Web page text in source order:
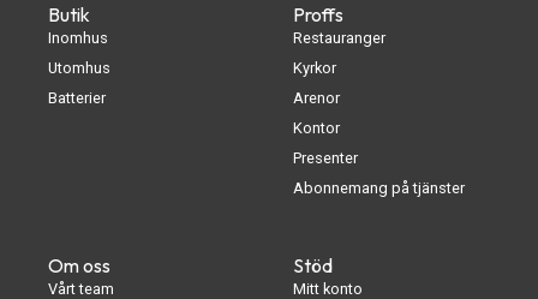
Butik
Inomhus
Utomhus
Batterier
Proffs
Restauranger
Kyrkor
Arenor
Kontor
Presenter
Abonnemang på tjänster
Om oss
Vårt team
Stöd
Mitt konto